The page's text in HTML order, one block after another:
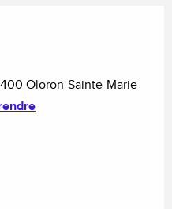
Oloron-Sainte-Marie